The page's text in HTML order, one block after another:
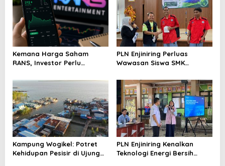
Kemana Harga Saham
RANS, Investor Perlu
Menghindari Spekulasi
Berlebihan
PLN Enjiniring Perluas
Wawasan Siswa SMK
Perubahan Iklim
Kampung Wogikel: Potret
Kehidupan Pesisir di Ujung
PLN Enjiniring Kenalkan
Teknologi Energi Bersih